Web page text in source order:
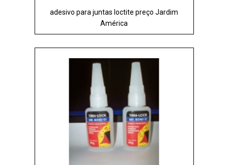
adesivo para juntas loctite preço Jardim
América